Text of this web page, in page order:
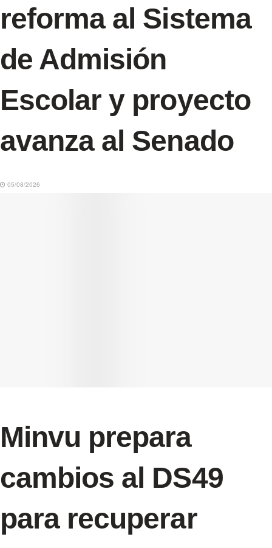
reforma al Sistema
de Admisión
Escolar y proyecto
avanza al Senado
05/08/2026
Minvu prepara
cambios al DS49
para recuperar